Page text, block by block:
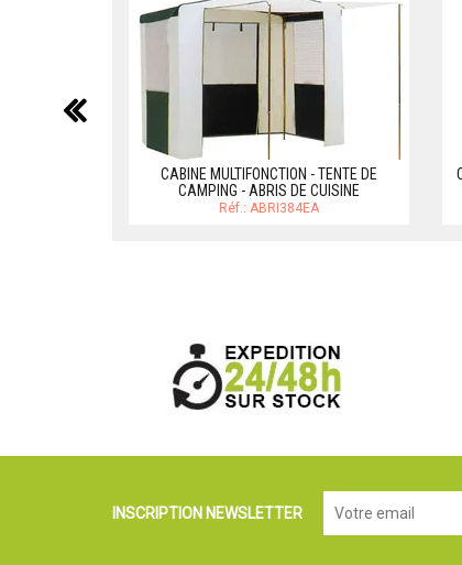
CABINE MULTIFONCTION - TENTE DE
CAMPING - ABRIS DE CUISINE
Réf.: ABRI384EA
précédent
INSCRIPTION NEWSLETTER